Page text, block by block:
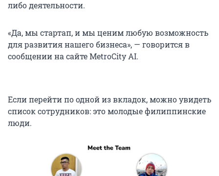
либо деятельности.
«Да, мы стартап, и мы ценим любую возможность
для развития нашего бизнеса», — говорится в
сообщении на сайте MetroCity AI.
Если перейти по одной из вкладок, можно увидеть
список сотрудников: это молодые филиппинские
люди.